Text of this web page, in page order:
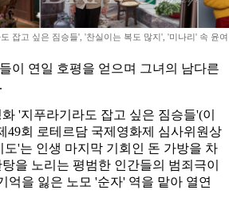
잡고 싶은 짐승들', '찬실이는 복도 많지', '미나리' 속 윤
이 연일 호평을 얻으며 그녀의 남다른
'지푸라기라도 잡고 싶은 짐승들'(이
49회 로테르담 국제영화제 심사위원상
도'는 인생 마지막 기회인 돈 가방을 차
을 노리는 평범한 인간들의 범죄극이
억을 잃은 노모 '순자' 역을 맡아 열연